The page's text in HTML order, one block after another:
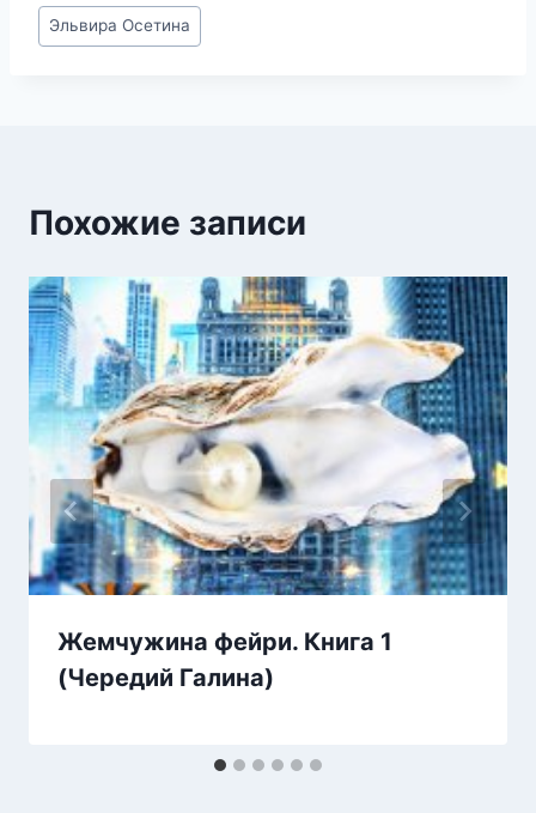
Метки
записи:
Эльвира Осетина
Похожие записи
Жемчужина фейри. Книга 1
(Чередий Галина)